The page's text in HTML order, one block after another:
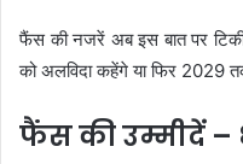
फैंस की नजरें अब इस बात पर
को अलविदा कहेंगे या फिर 2029
फैंस की उम्मीदें –